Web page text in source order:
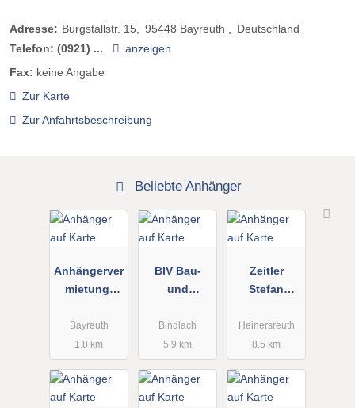
Adresse: Burgstallstr. 15 95448 Bayreuth
Deutschland
Telefon: (0921) ...
anzeigen
Fax: keine Angabe
Zur Karte
Zur Anfahrtsbeschreibung
Beliebte Anhänger
Anhängerver
mietung-
Pittl GmbH
Bayreuth
1.8 km
BIV Bau-
und
äte
Vertriebs-
GmbH
Baumaschin
en - Handel,
Bindlach
5.9 km
Zeitler
Stefan
leih
Heinersreuth
8.5 km